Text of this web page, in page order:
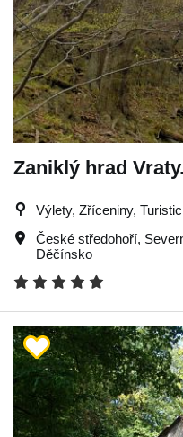
Zaniklý hrad Vraty.
Výlety, Zříceniny,
České středohoří,
Děčínsko